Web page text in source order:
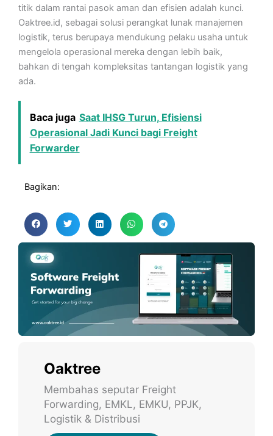
titik dalam rantai pasok aman dan efisien adalah kunci.
Oaktree.id, sebagai solusi perangkat lunak manajemen
logistik, terus berupaya mendukung pelaku usaha untuk
mengelola operasional mereka dengan lebih baik,
bahkan di tengah kompleksitas tantangan logistik yang
ada.
Baca juga Saat IHSG Turun, Efisiensi
Operasional Jadi Kunci bagi Freight
Forwarder
Bagikan:
Oaktree
Membahas seputar Freight
Forwarding, EMKL, EMKU, PPJK,
Logistik & Distribusi